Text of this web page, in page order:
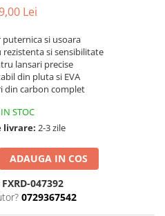
Lei
puternica si usoara
si sensibilitate
lansari precise
din pluta si EVA
din carbon complet
IN STOC
livrare: 2-3 zile
ADAUGA IN COS
FXRD-047392
0729367542